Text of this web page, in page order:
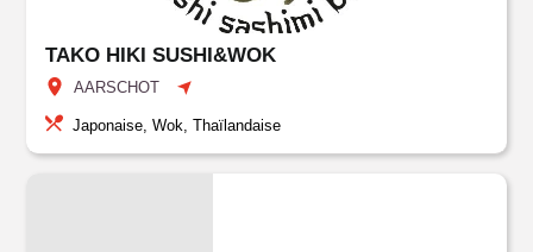
TAKO HIKI SUSHI&WOK
AARSCHOT
Japonaise, Wok, Thaïlandaise